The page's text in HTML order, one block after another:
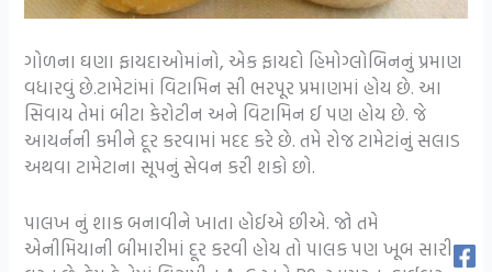
ગોળના ઘણા ફાયદાઓમાંનો, એક ફાયદો હિમોગ્લોબિનનું પ્રમાણ
વધારવું છે.ટામેટાંમાં વિટામિન સી ભરપૂર પ્રમાણમાં હોય છે. આ
સિવાય તેમાં બીટા કેરોટીન અને વિટામિન ઈ પણ હોય છે. જે
આયર્નની કમીને દૂર કરવામાં મદદ કરે છે. તમે રોજ ટામેટાંનું સલાડ
અથવા ટામેટાના સૂપનું સેવન કરી શકો છો.
પાલખ નું શાક બનાવીને ખાતા હોઈએ છીએ. જો તમે
એનીમિયાની બીમારીમાં દૂર કરવી હોય તો પાલક પણ ખૂબ સારી